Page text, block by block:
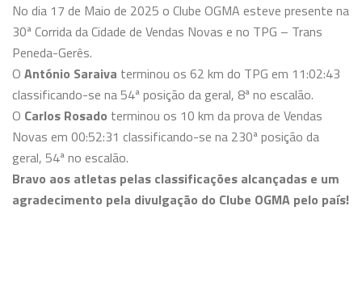
No dia 17 de Maio de 2025 o Clube OGMA esteve presente na
30ª Corrida da Cidade de Vendas Novas e no TPG – Trans
Peneda-Gerês.
O António Saraiva terminou os 62 km do TPG em 11:02:43
classificando-se na 54ª posição da geral, 8ª no escalão.
O Carlos Rosado terminou os 10 km da prova de Vendas
Novas em 00:52:31 classificando-se na 230ª posição da
geral, 54ª no escalão.
Bravo aos atletas pelas classificações alcançadas e um
agradecimento pela divulgação do Clube OGMA pelo país!